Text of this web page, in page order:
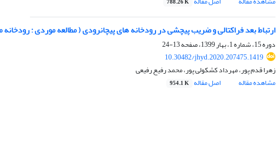
788.26 K
ارتباط بعد فراکتالی و ضریب پیچشی در رودخانه های پیچانرودی ( مطالعه موردی :
دوره 15، شماره 1، بهار 1399، صفحه
13-24
10.30482/jhyd.2020.207475.1419
زهرا قدم پور، مهرداد کشکولی پور، محمد رفیع رفیعی
مشاهده مقاله
اصل مقاله 954.1 K